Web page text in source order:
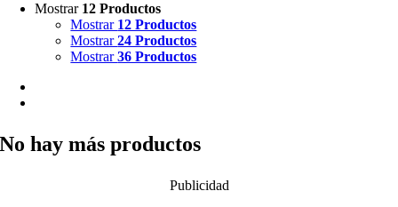
Mostrar 12 Productos
Mostrar 12 Productos
Mostrar24 Productos
Mostrar36 Productos
No hay más productos
Publicidad